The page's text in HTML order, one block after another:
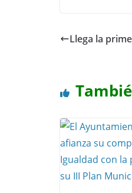
Llega la